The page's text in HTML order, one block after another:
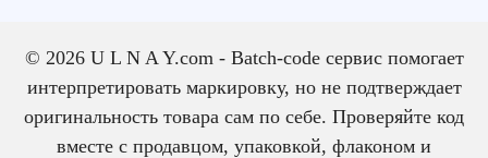
© 2026 U L N A Y.com - Batch-code сервис помогает
интерпретировать маркировку, но не подтверждает
оригинальность товара сам по себе. Проверяйте код
вместе с продавцом, упаковкой, флаконом и